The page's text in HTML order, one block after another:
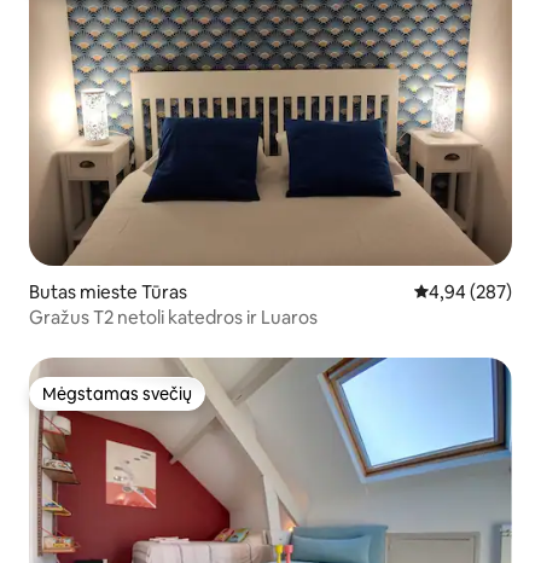
Butas mieste Tūras Vidutinis
4,94 (287)
Gražus T2 netoli katedros ir Luaros
Mėgstamas svečių
Mėgstamas svečių